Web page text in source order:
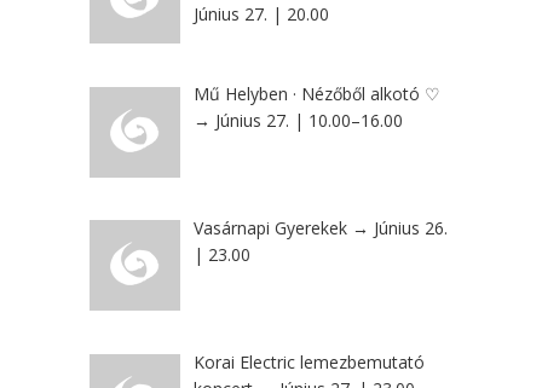
Június 27. | 20.00
Mű Helyben · Nézőből alkotó ♡
→ Június 27. | 10.00–16.00
Vasárnapi Gyerekek → Június 26.
| 23.00
Korai Electric lemezbemutató